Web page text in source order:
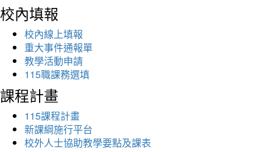
校內填報
校內線上填報
重大事件通報單
教學活動申請
115職課務選填
課程計畫
115課程計畫
新課綱施行平台
校外人士協助教學要點及課表